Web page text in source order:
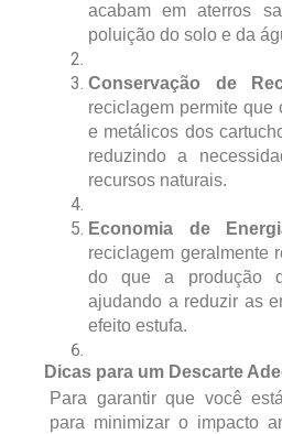
acabam em aterros
poluição do solo e da
Conservação de
reciclagem permite que
e metálicos dos
reduzindo a
recursos naturais.
Economia de
reciclagem geralmente
do que a produção
ajudando a reduzir as
efeito estufa.
Dicas para um Descarte
Para garantir que você
para minimizar o impacto